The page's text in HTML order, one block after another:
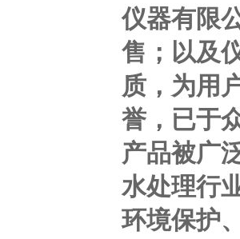
仪器有限
售； 以及
质，为用
誉，已于
产品被广
水处理行
环境保护